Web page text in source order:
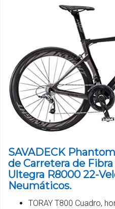
SAVADECK
de Carretera de
Ultegra R8000 22-
Neumáticos.
TORAY T800 Cuadro,